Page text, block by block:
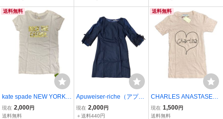
送料無料
kate spade NEW YORK
ケイトスペード Tシャツ
ホワイト 試着のみ タ
現在 2,000円
送料無料
Apuweiser-riche（アプワ
イザー・リッシェ）サイ
ズ２ ネイビー ワンピー
現在 2,000円
＋送料440円
送料無料
CHARLES ANASTASE
（シャルルアナスタス）
ハートロゴ Tシャツ ピン
現在 1,500円
送料無料